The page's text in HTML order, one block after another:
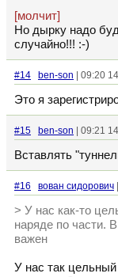
[молчит]
Но дырку надо
случайно!!! :-)
#14 ben-son | 09:20
Это я
#15 ben-son | 09:21
Вставлять
#16 вован сидорович
> У нас как-то
наряде по части.
важен
У нас так цельный